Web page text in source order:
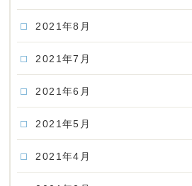
2021年8月
2021年7月
2021年6月
2021年5月
2021年4月